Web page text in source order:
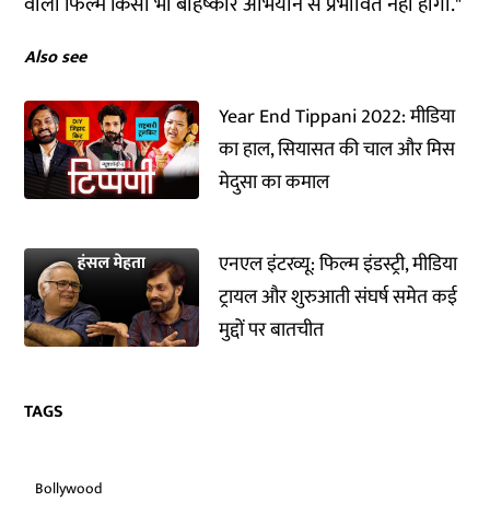
Also see
Year End Tippani 2022: मीडिया
का हाल, सियासत की चाल और मिस
मेदुसा का कमाल
एनएल इंटरव्यू: फिल्म इंडस्ट्री, मीडिया
ट्रायल और शुरुआती संघर्ष समेत कई
मुद्दों पर बातचीत
TAGS
Bollywood